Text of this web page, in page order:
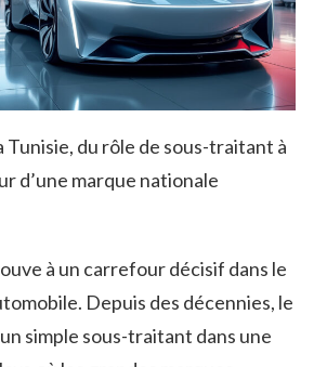
Tunisie, du rôle de sous-traitant à
d’une marque nationale
à un carrefour décisif dans le
Depuis des décennies, le
simple sous-traitant dans une